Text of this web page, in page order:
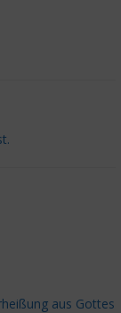
aus Gottes